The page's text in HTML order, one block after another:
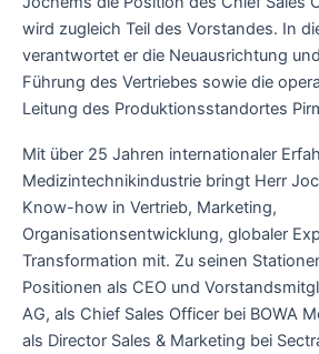
wird zugleich Teil des Vorstandes. In
verantwortet er die Neuausrichtung
Führung des Vertriebes sowie die
Leitung des Produktionsstandortes
Mit über 25 Jahren internationaler
Medizintechnikindustrie bringt Herr
Know-how in Vertrieb, Marketing,
Organisationsentwicklung, globaler
Transformation mit. Zu seinen
Positionen als CEO und
AG, als Chief Sales Officer bei BOWA
als Director Sales & Marketing bei